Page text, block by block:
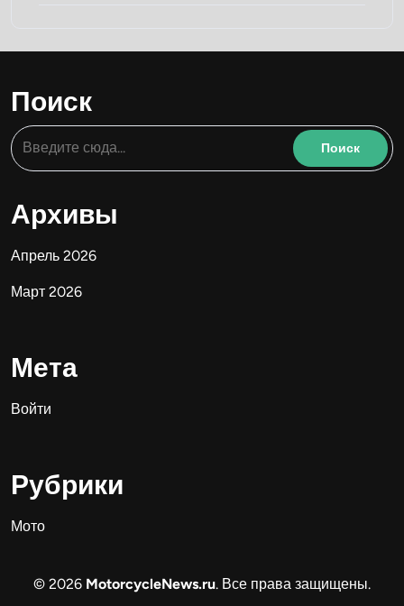
Поиск
Архивы
Апрель 2026
Март 2026
Мета
Войти
Рубрики
Мото
© 2026 MotorcycleNews.ru. Все права защищены.